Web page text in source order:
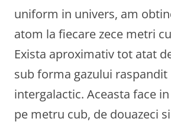
uniform in univers, am
atom la fiecare zece metri
Exista aproximativ tot atat
sub forma gazului
intergalactic. Aceasta face
pe metru cub, de douazeci